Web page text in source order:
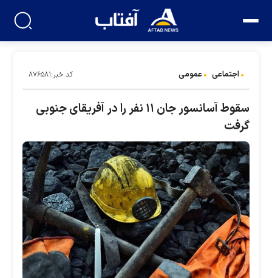
اجتماعی عمومی کد خبر:۸۷۶۵۸۱
سقوط آسانسور جان ۱۱ نفر را در آفریقای جنوبی
گرفت